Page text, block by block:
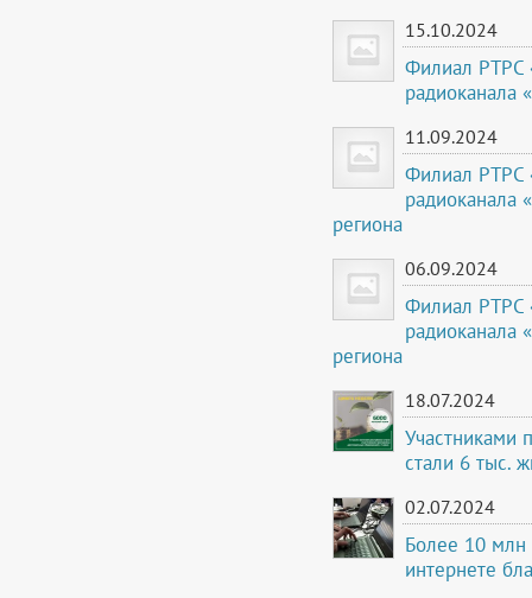
15.10.2024
Филиал РТРС
радиоканала
11.09.2024
Филиал РТРС
радиоканала
региона
06.09.2024
Филиал РТРС
радиоканала
региона
18.07.2024
Участниками
стали 6 тыс.
02.07.2024
Более 10 млн
интернете